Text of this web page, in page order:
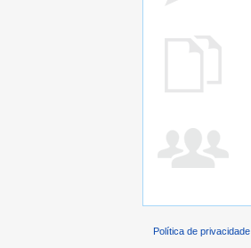
Política de privacidade